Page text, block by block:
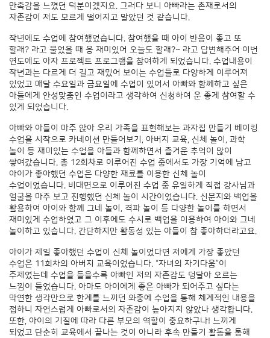
만족감을 느꼈던 덕분이겠지요. 그러다 보니 아빠라는 존재로서의
자존감이 저도 모르게 떨어지고 말았던 것 같습니다.
작년에도 수업에 참여했었습니다. 참여했을 때 아이 반응이 좋고 또
할래? 라고 물었을 때 응 재미있어 오늘도 할래?~ 라고 답변해주어 이번
연도에도 아자 프로젝트 프로그램을 참여하게 되었습니다. 수업내용이
작년과는 다르게 더 길고 재밌어 보이는 수업들로 다양하게 이루어져
있었고 매달 수요일과 금요일에 수업이 있어서 아빠와 함께하고 싶은
아들에게 안성맞춤인 수업이라고 생각하여 신청하여 운 좋게 참여할 수
있게 되었습니다.
아빠와 아들이 마주 앉아 우리 가족을 표현해보는 과자집 만들기 베이킹
수업을 시작으로 카네이션 만들어보기, 아버지 교육, 신체 놀이, 과학
놀이 등 재미있는 수업을 아들과 함께하면서 즐거운 추억이 많이
쌓여갔습니다. 총 12회차로 이루어진 수업 중에서도 가장 기억에 남고
아이가 좋아했던 수업은 다양한 재료를 이용한 신체 놀이
수업이었습니다. 비대면으로 이루어진 수업 중 유일하게 직접 강사님과
얼굴을 마주 보고 진행했던 신체 놀이 시간이었습니다. 신문지와 백업을
활용하여 아이와 함께 그네 놀이, 격파 놀이 등 다양한 놀이를 하면서
재미있게 수업하였고 그 이후에도 수시로 백업을 이용하여 아이와 그네
놀이하고 있습니다. 간단하지만 활동성 있는 아들이 참 좋아하더라고요.
아이가 제일 좋아했던 수업이 신체 놀이었다면 저에게 가장 좋았던
수업은 11회차의 아버지 교육이었습니다. “자녀의 자기다움”이
주제였는데 수업을 들을수록 아빠인 저의 자존감도 덩달아 오르는
느낌이 들었습니다. 아마도 아이에게 좋은 아빠가 되어주고 싶다는
막연한 생각만으로 한계를 느끼던 와중에 수업을 통해 체계적인 내용을
접하니 자연스럽게 아빠로서의 자존감이 높아지지 않았나 생각합니다.
또한, 아이의 기질에 따라 다른 부모의 역할이 중요하구나! 느끼게
되었고 단순히 교육에서 끝나는 것이 아니라 후속 만들기 활동을 통해